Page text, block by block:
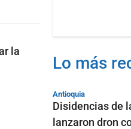
la
Lo más
Antioquia
Disidencias de
lanzaron dron